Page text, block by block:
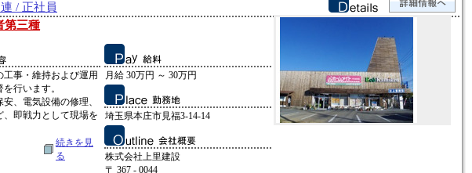
/ 正社員
第三種
事・維持および運用
行います。
、電気設備の修理、
、即戦力として現場を
続きを見
る
月給 30万円 ～ 30万円
埼玉県本庄市見福3-14-14
株式会社上里建設
〒 367 - 0044